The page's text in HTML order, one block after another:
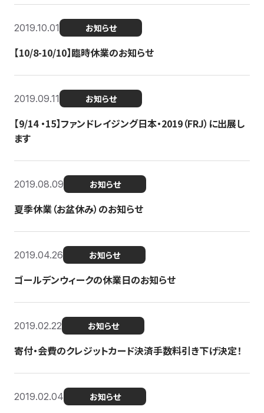
2019.10.01 お知らせ
【10/8-10/10】臨時休業のお知らせ
2019.09.11 お知らせ
【9/14 ・15】ファンドレイジング日本・2019（FRJ）に出展し
ます
2019.08.09 お知らせ
夏季休業（お盆休み）のお知らせ
2019.04.26 お知らせ
ゴールデンウィークの休業日のお知らせ
2019.02.22 お知らせ
寄付・会費のクレジットカード決済手数料引き下げ決定！
2019.02.04 お知らせ